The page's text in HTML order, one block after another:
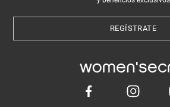
REGÍSTRATE